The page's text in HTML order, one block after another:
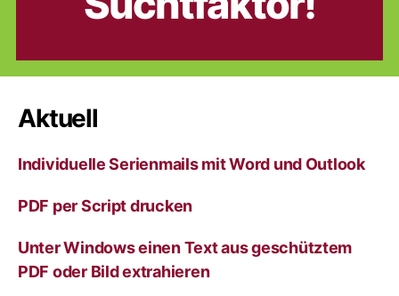
Aktuell
Individuelle Serienmails mit Word und Outlook
PDF per Script drucken
Unter Windows einen Text aus geschütztem
PDF oder Bild extrahieren